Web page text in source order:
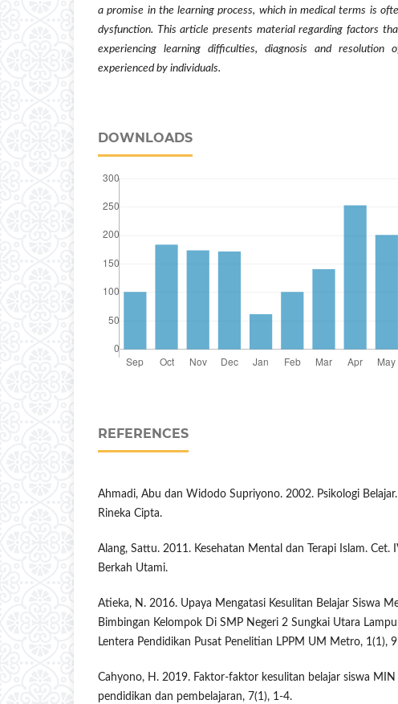
a promise in the learning process, which in medical terms is
dysfunction. This article presents material regarding factors
experiencing learning difficulties, diagnosis and resolution
experienced by individuals.
DOWNLOADS
REFERENCES
Ahmadi, Abu dan Widodo Supriyono. 2002. Psikologi Belajar.
Rineka Cipta.
Alang, Sattu. 2011. Kesehatan Mental dan Terapi Islam. Cet.
Berkah Utami.
Atieka, N. 2016. Upaya Mengatasi Kesulitan Belajar Siswa
Bimbingan Kelompok Di SMP Negeri 2 Sungkai Utara
Lentera Pendidikan Pusat Penelitian LPPM UM Metro, 1(1),
Cahyono, H. 2019. Faktor-faktor kesulitan belajar siswa
pendidikan dan pembelajaran, 7(1), 1-4.